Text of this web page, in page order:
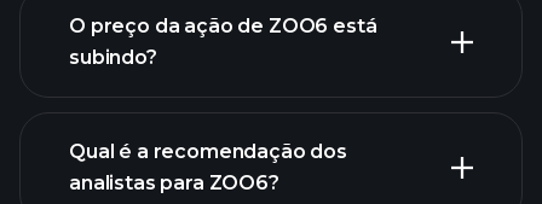
avançado
O preço da ação de ZOO6 está
subindo?
Qual é a recomendação dos
analistas para ZOO6?